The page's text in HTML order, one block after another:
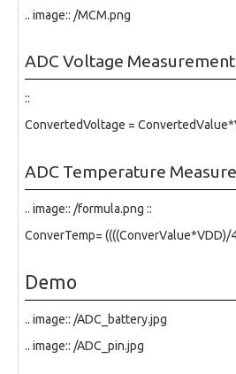
.. image:: /MCM.png
ADC Voltage Measurement
::
ConvertedVoltage =
ADC Temperature
.. image:: /formula.png ::
ConverTemp= ((((ConverValue*VDD)/
Demo
.. image:: /ADC_battery.jpg
.. image:: /ADC_pin.jpg